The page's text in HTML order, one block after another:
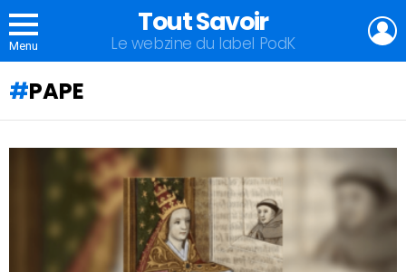
Menu
Tout Savoir
Le webzine du label PodK
PAPE
QU'ALLEZ-
APPRENDRE
AUJOURD'HUI